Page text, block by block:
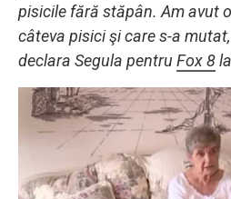
pisicile fără stăpân. Am avut
câteva pisici şi care s-a
declara Segula pentru Fox 8